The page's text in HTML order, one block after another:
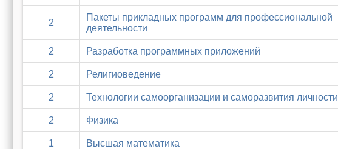
2
Пакеты прикладных программ для профессиональной
деятельности
2 Разработка программных приложений
2 Религиоведение
2 Технологии самоорганизации и саморазвития личности
2 Физика
1 Высшая математика